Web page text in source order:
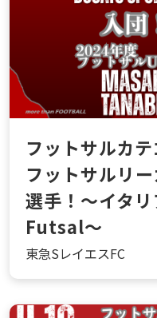
フットサルカ
フットサルリ
選手！～イタ
Futsal～
東急SレイエスFC